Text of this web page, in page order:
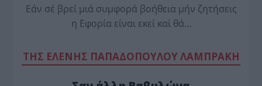
Εάν σέ βρεί μιά συμφορά βοήθεια μήν ζητήσεις
η Εφορία είναι εκεί καί θά…
TΗΣ ΕΛΕΝΗΣ ΠΑΠΑΔΟΠΟΥΛΟΥ ΛΑΜΠΡΑΚΗ